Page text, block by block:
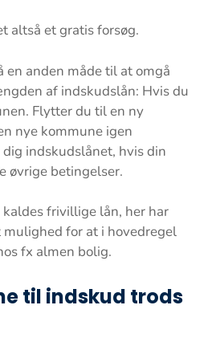
altså et gratis forsøg.
en anden måde til at omgå
af indskudslån: Hvis du
Flytter du til en ny
nye kommune igen
indskudslånet, hvis din
øvrige betingelser.
frivillige lån, her har
for at i hovedregel
fx almen bolig.
til indskud trods